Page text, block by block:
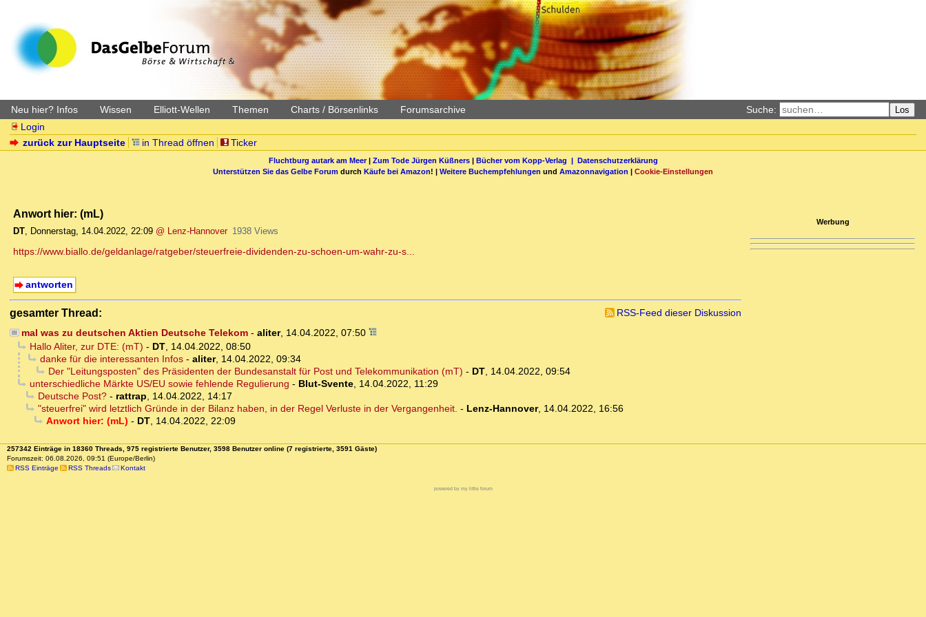
Neu hier? Infos Wissen Elliott-Wellen Themen Charts / Börsenlinks Forumsarchive Suche: Los
Login
zurück zur Hauptseite
in Thread öffnen Ticker
Fluchtburg autark am Meer| Zum Tode Jürgen Küßners| Bücher vom Kopp-Verlag | Datenschutzerklärung
Unterstützen Sie das Gelbe Forum durch Käufe bei Amazon! | Weitere Buchempfehlungen und Amazonnavigation | Cookie-Einstellungen
Anwort hier: (mL)
DT, Donnerstag, 14.04.2022, 22:09 @ Lenz-Hannover 1938 Views
https://www.biallo.de/geldanlage/ratgeber/steuerfreie-dividenden-zu-schoen-um-wahr-zu-s...
antworten
gesamter Thread:
RSS-Feed dieser Diskussion
mal was zu deutschen Aktien Deutsche Telekom- aliter, 14.04.2022, 07:50
Hallo Aliter, zur DTE: (mT) - DT, 14.04.2022, 08:50
danke für die interessanten Infos- aliter, 14.04.2022, 09:34
Der "Leitungsposten" des Präsidenten der Bundesanstalt für Post und Telekommunikation (mT) - DT, 14.04.2022, 09:54
unterschiedliche Märkte US/EU sowie fehlende Regulierung - Blut-Svente, 14.04.2022, 11:29
Deutsche Post?- rattrap, 14.04.2022, 14:17
"steuerfrei" wird letztlich Gründe in der Bilanz haben, in der Regel Verluste in der Vergangenheit. - Lenz-Hannover, 14.04.2022, 16:56
Anwort hier: (mL) - DT, 14.04.2022, 22:09
Werbung
257342 Einträge in 18360 Threads, 975 registrierte Benutzer, 3598 Benutzer online (7 registrierte, 3591 Gäste)
Forumszeit: 06.08.2026, 09:51 (Europe/Berlin)
RSS Einträge
RSS Threads Kontakt
powered by my little forum